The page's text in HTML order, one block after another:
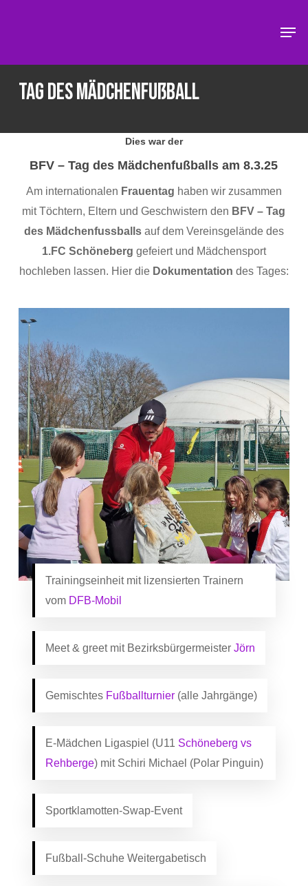
Tag des Mädchenfußball
Dies war der
BFV – Tag des Mädchenfußballsam 8.3.25
Am internationalen Frauentag haben wir zusammen
mit Töchtern, Eltern und Geschwistern den BFV – Tag
des Mädchenfussballsauf dem Vereinsgelände des
1.FC Schöneberg gefeiert und Mädchensport
hochleben lassen. Hier die Dokumentation des Tages:
Trainingseinheit mit lizensierten Trainern
vom DFB-Mobil
Meet & greet mit Bezirksbürgermeister Jörn
Gemischtes Fußballturnier(alle Jahrgänge)
E-Mädchen Ligaspiel (U11 Schöneberg vs
Rehberge) mit Schiri Michael (Polar Pinguin)
Sportklamotten-Swap-Event
Fußball-Schuhe Weitergabetisch